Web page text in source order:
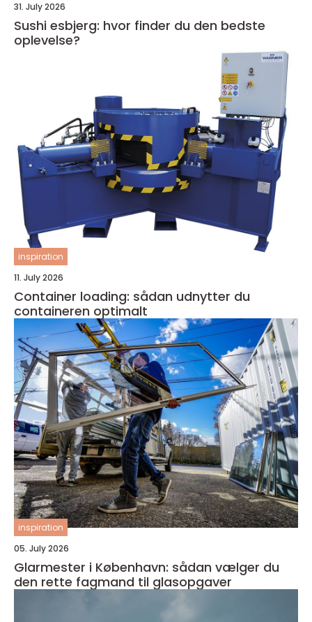
31. July 2026
Sushi esbjerg: hvor finder du den bedste
oplevelse?
inspiration
11. July 2026
Container loading: sådan udnytter du
containeren optimalt
inspiration
05. July 2026
Glarmester i København: sådan vælger du
den rette fagmand til glasopgaver